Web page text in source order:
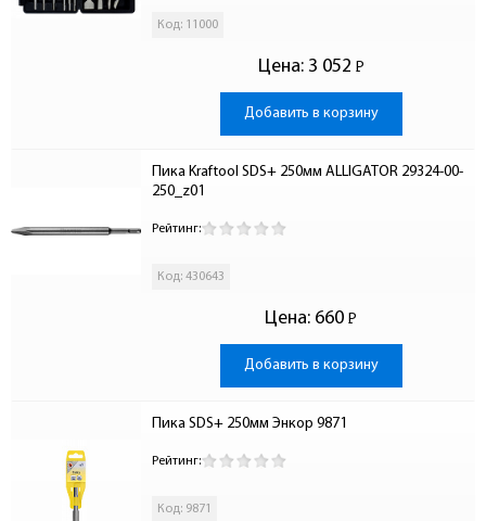
Код: 11000
Цена: 3 052 Р
-
Добавить в корзину
Пика Kraftool SDS+ 250мм ALLIGATOR 29324-00-
250_z01
Рейтинг:
Код: 430643
Цена: 660 Р
-
Добавить в корзину
Пика SDS+ 250мм Энкор 9871
Рейтинг:
Код: 9871